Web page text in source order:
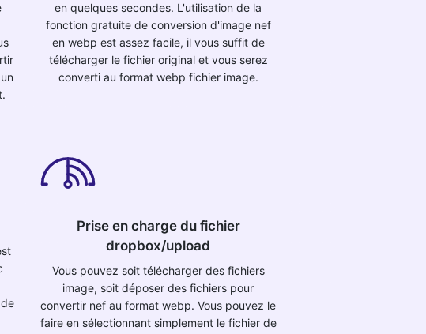
en quelques secondes. L'utilisation de la
fonction gratuite de conversion d'image nef
en webp est assez facile, il vous suffit de
télécharger le fichier original et vous serez
converti au format webp fichier image.
Prise en charge du fichier
dropbox/upload
Vous pouvez soit télécharger des fichiers
image, soit déposer des fichiers pour
convertir nef au format webp. Vous pouvez le
faire en sélectionnant simplement le fichier de